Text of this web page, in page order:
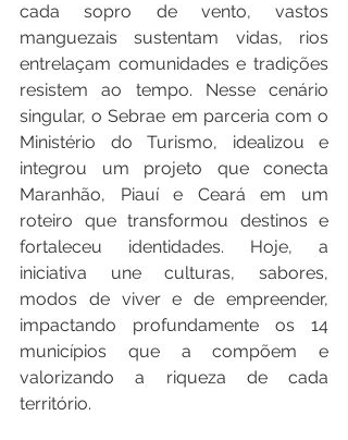
cada sopro de vento, vastos
manguezais sustentam vidas, rios
entrelaçam comunidades e tradições
resistem ao tempo. Nesse cenário
singular, o Sebrae em parceria com o
Ministério do Turismo, idealizou e
integrou um projeto que conecta
Maranhão, Piauí e Ceará em um
roteiro que transformou destinos e
fortaleceu identidades. Hoje, a
iniciativa une culturas, sabores,
modos de viver e de empreender,
impactando profundamente os 14
municípios que a compõem e
valorizando a riqueza de cada
território.